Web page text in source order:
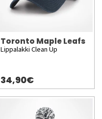
Toronto Maple Leafs
Lippalakki Clean Up
34,90€